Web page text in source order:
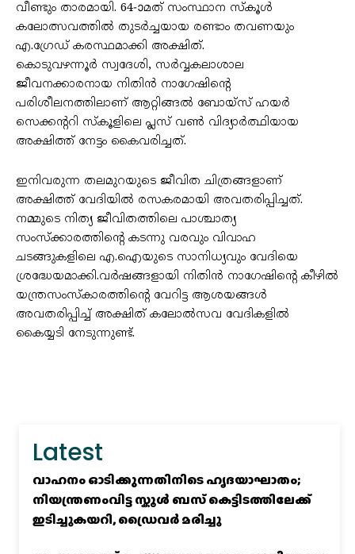
വീണ്ടും താരമായി. 64-ാമത് സംസ്ഥാന സ്കൂൾ
കലോത്സവത്തിൽ തുടർച്ചയായ രണ്ടാം തവണയും
എ.ഗ്രേഡ് കരസ്ഥമാക്കി അക്ഷിത്.
കൊടുവഴന്നൂർ സ്വദേശി, സർവ്വകലാശാല
ജീവനക്കാരനായ നിതിൻ നാഗേഷിൻ്റെ
പരിശീലനത്തിലാണ് ആറ്റിങ്ങൽ ബോയ്സ് ഹയർ
സെക്കൻ്ററി സ്കൂളിലെ പ്ലസ് വൺ വിദ്യാർത്ഥിയായ
അക്ഷിത്ത് നേട്ടം കൈവരിച്ചത്.
ഇനിവരുന്ന തലമുറയുടെ ജീവിത ചിത്രങ്ങളാണ്
അക്ഷിത്ത് വേദിയിൽ രസകരമായി അവതരിപ്പിച്ചത്.
നമ്മുടെ നിത്യ ജീവിതത്തിലെ പാശ്ചാത്യ
സംസ്ക്കാരത്തിൻ്റെ കടന്നു വരവും വിവാഹ
ചടങ്ങുകളിലെ എ.ഐയുടെ സാനിധ്യവും വേദിയെ
ശ്രദ്ധേയമാക്കി.വർഷങ്ങളായി നിതിൻ നാഗേഷിൻ്റെ കീഴിൽ
യന്ത്രസംസ്കാരത്തിൻ്റെ വേറിട്ട ആശയങ്ങൾ
അവതരിപ്പിച്ച് അക്ഷിത് കലോൽസവ വേദികളിൽ
കൈയ്യടി നേടുന്നുണ്ട്.
Latest
വാഹനം ഓടിക്കുന്നതിനിടെ ഹൃദയാഘാതം;
നിയന്ത്രണംവിട്ട സ്കൂൾ ബസ് കെട്ടിടത്തിലേക്ക്
ഇടിച്ചുകയറി, ഡ്രൈവർ മരിച്ചു